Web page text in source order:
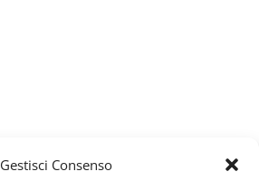
Gestisci Consenso